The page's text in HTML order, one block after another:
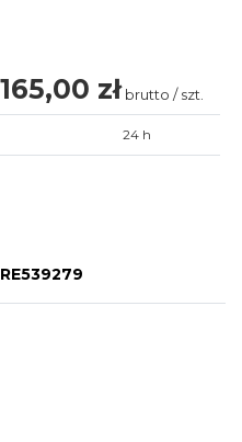
165,00 zł brutto / szt.
24 h